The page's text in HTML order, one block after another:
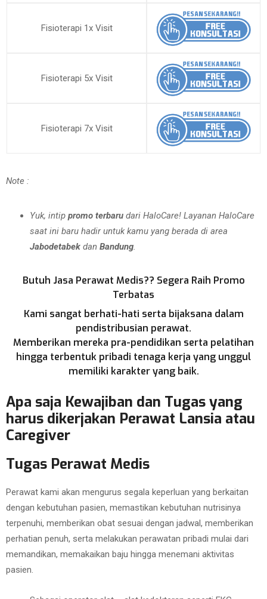
Fisioterapi 1x Visit
Fisioterapi 5x Visit
Fisioterapi 7x Visit
Note :
Yuk, intip promo terbaru dari HaloCare! Layanan HaloCare
saat ini baru hadir untuk kamu yang berada di area
Jabodetabek dan Bandung.
Butuh Jasa Perawat Medis?? Segera Raih Promo
Terbatas
Kami sangat berhati-hati serta bijaksana dalam
pendistribusian perawat.
Memberikan mereka pra-pendidikan serta pelatihan
hingga terbentuk pribadi tenaga kerja yang unggul
memiliki karakter yang baik.
Apa saja Kewajiban dan Tugas yang
harus dikerjakan Perawat Lansia atau
Caregiver
Tugas Perawat Medis
Perawat kami akan mengurus segala keperluan yang berkaitan
dengan kebutuhan pasien, memastikan kebutuhan nutrisinya
terpenuhi, memberikan obat sesuai dengan jadwal, memberikan
perhatian penuh, serta melakukan perawatan pribadi mulai dari
memandikan, memakaikan baju hingga menemani aktivitas
pasien.